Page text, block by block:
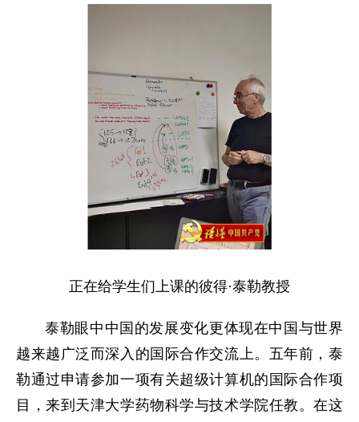
正在给学生们上课的彼得·泰勒教授
泰勒眼中中国的发展变化更体现在中国与世界
越来越广泛而深入的国际合作交流上。五年前，泰
勒通过申请参加一项有关超级计算机的国际合作项
目，来到天津大学药物科学与技术学院任教。在这